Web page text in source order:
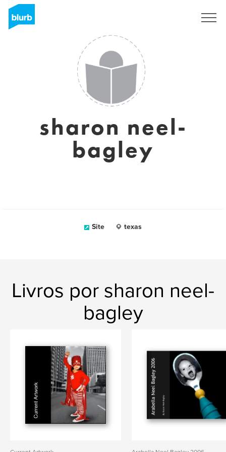
sharon neel-
bagley
Site texas
Livros por sharon neel-
bagley